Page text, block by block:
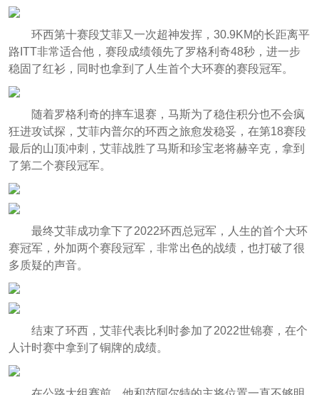
环西第十赛段艾菲又一次超神发挥，30.9KM的长距离平
路ITT非常适合他，赛段成绩领先了罗格利奇48秒，进一步
稳固了红衫，同时也拿到了人生首个大环赛的赛段冠军。
随着罗格利奇的摔车退赛，马斯为了稳住积分也不会疯
狂进攻试探，艾菲内普尔的环西之旅愈发稳妥，在第18赛段
最后的山顶冲刺，艾菲战胜了马斯和珍宝老将赫辛克，拿到
了第二个赛段冠军。
最终艾菲成功拿下了2022环西总冠军，人生的首个大环
赛冠军，外加两个赛段冠军，非常出色的战绩，也打破了很
多质疑的声音。
结束了环西，艾菲代表比利时参加了2022世锦赛，在个
人计时赛中拿到了铜牌的成绩。